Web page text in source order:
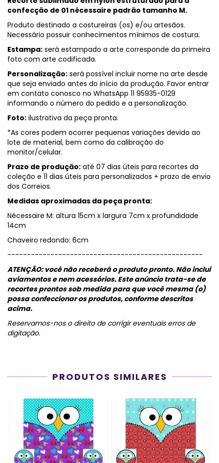
confecção de 01 nécessaire padrão tamanho M.
Produto destinado a costureiras (os) e/ou artesãos.
Necessário possuir conhecimentos mínimos de costura.
Estampa: será estampado a arte corresponde da primeira
foto com arte codificada.
Personalização: será possível incluir nome na arte desde
que seja enviado antes do início da produção. Favor entrar
em contato conosco no WhatsApp 11 95935-0129
informando o número do pedido e a personalização.
Foto: ilustrativa da peça pronta.
*As cores podem ocorrer pequenas variações devido ao
lote de material, bem como da calibração do
monitor/celular.
Prazo de produção: até 07 dias úteis para recortes da
coleção e 11 dias úteis para personalizados + prazo de envio
dos Correios.
Medidas aproximadas da peça pronta:
Nécessaire M: altura 15cm x largura 7cm x profundidade
14cm
Chaveiro redondo: 6cm
--------------------------------------------------
ATENÇÃO: você não receberá o produto pronto. Não inclui
aviamentos e nem acessórios. Este anúncio trata-se de
recortes prontos sob medida para que você mesma (o)
possa confeccionar os produtos, conforme descritos
acima.
Reservamos-nos o direito de corrigir eventuais erros de
digitação.
PRODUTOS SIMILARES